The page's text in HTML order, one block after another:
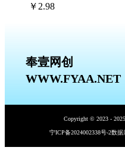
￥ 2.98
奉壹网创
WWW.FYAA.NET
Copyright © 2023 -
宁ICP备2024002338号-2数据